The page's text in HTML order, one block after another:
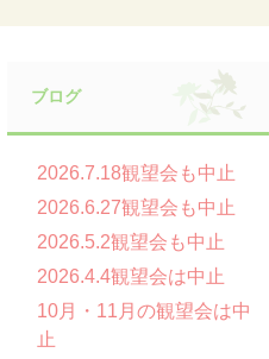
ブログ
2026.7.18観望会も中止
2026.6.27観望会も中止
2026.5.2観望会も中止
2026.4.4観望会は中止
10月・11月の観望会は中
止